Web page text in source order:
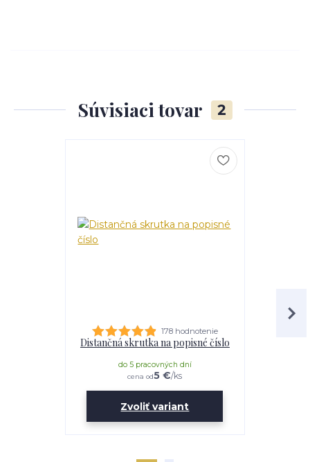
Súvisiaci tovar 2
178 hodnotenie
Distančná skrutka na popisné číslo
cena od5 €/ks
do 5 pracovných dní
Zvoliť variant